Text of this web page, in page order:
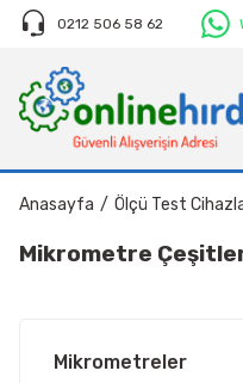
0212 506 58 62
Anasayfa Ölçü Test
Mikrometre
Mikrometreler